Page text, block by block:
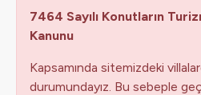
7464 Sayılı Konutların
Kanunu
Kapsamında sitemizdeki
durumundayız. Bu sebeple